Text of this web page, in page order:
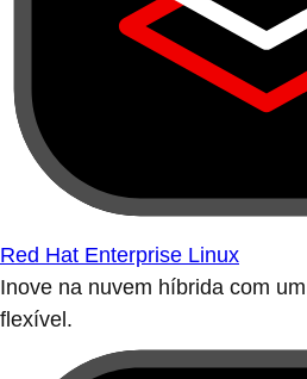
Red Hat Enterprise Linux
Inove na nuvem híbrida com
flexível.